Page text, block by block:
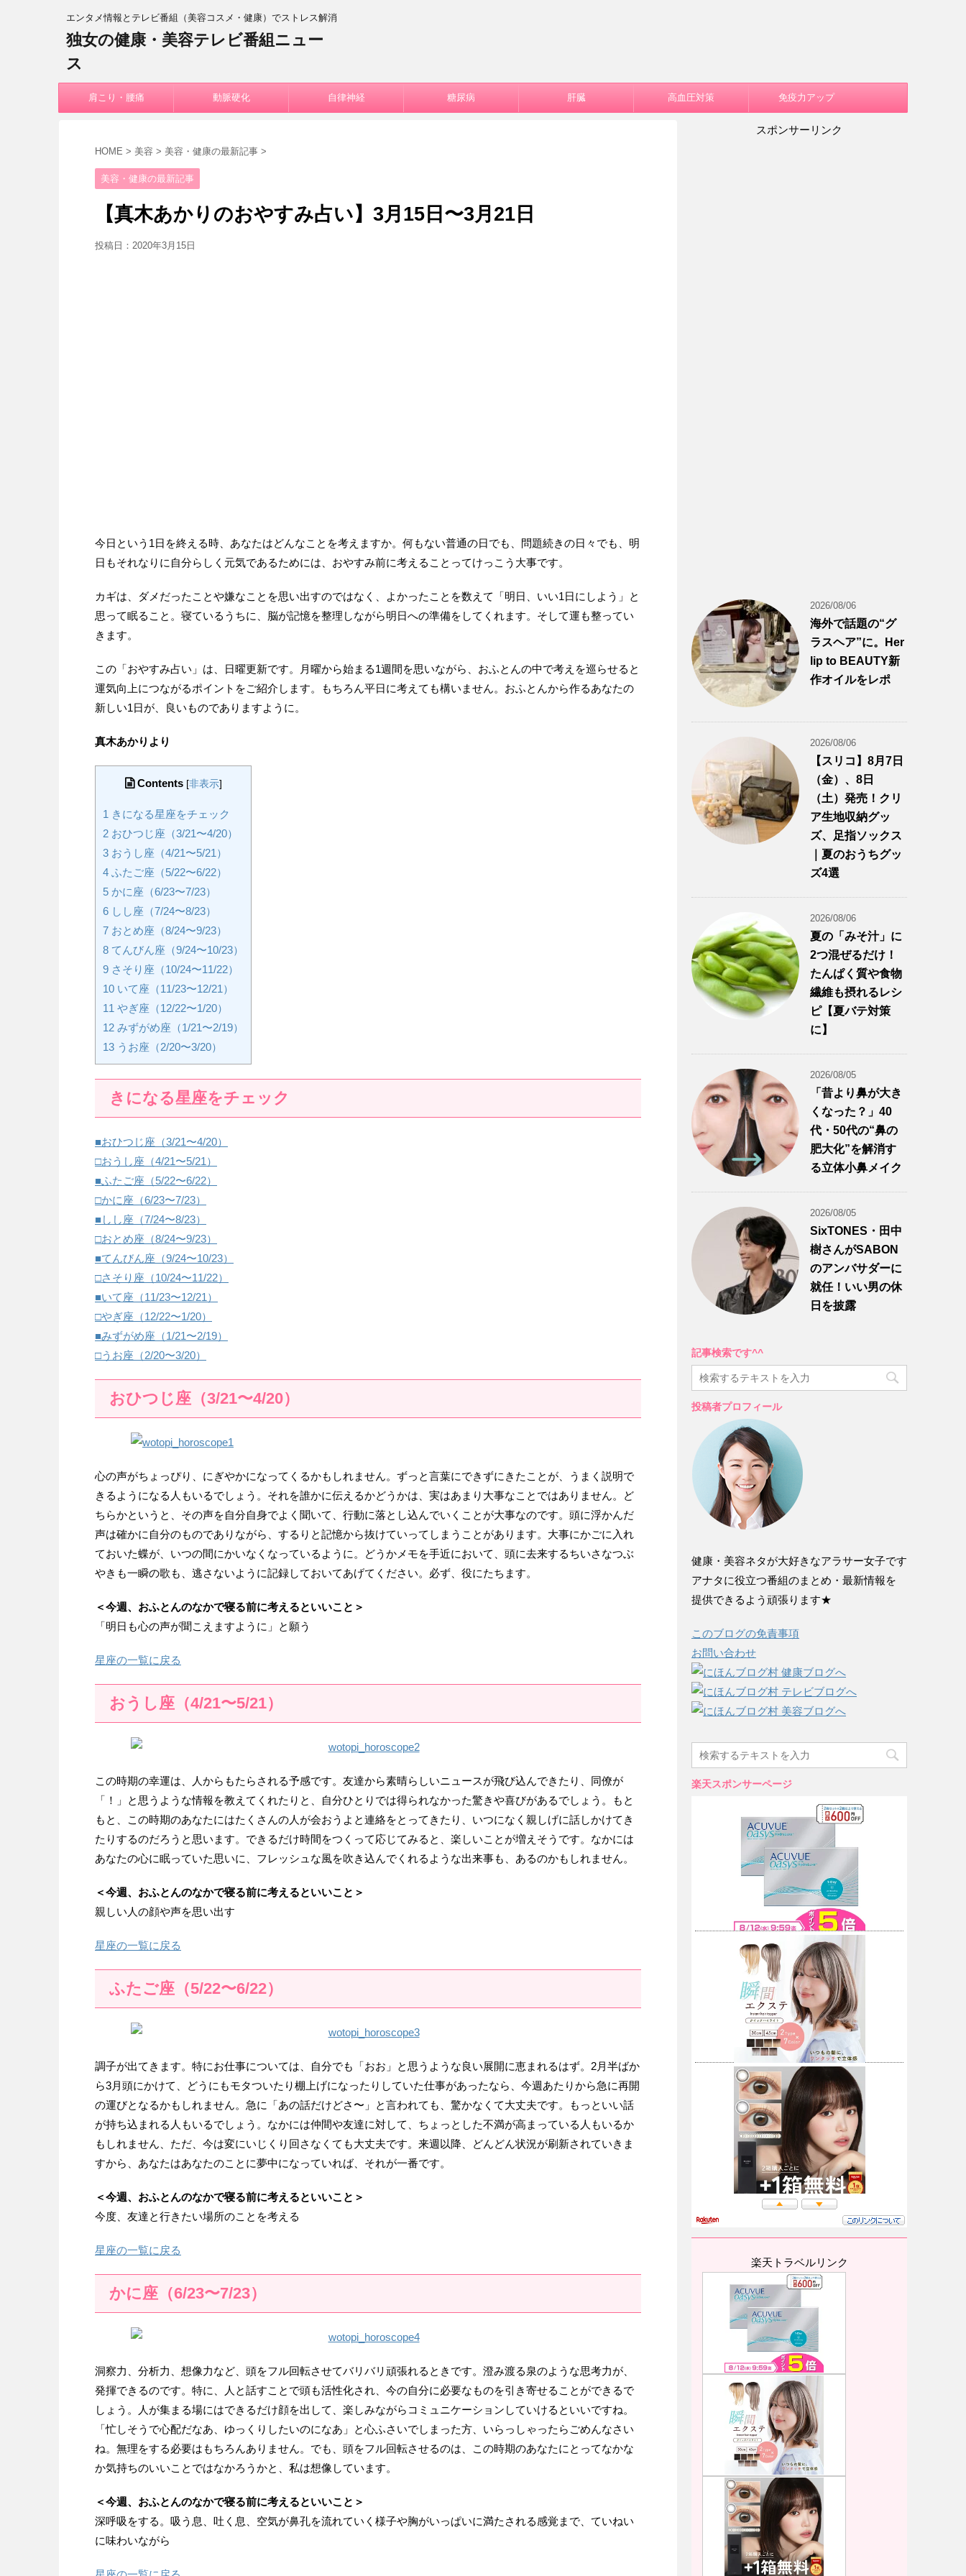
エンタメ情報とテレビ番組（美容コスメ・健康）でストレス解消
独女の健康・美容テレビ番組ニュー
ス
肩こり・腰痛 動脈硬化 自律神経 糖尿病 肝臓 高血圧対策 免疫力アップ
HOME > 美容 > 美容・健康の最新記事 >
美容・健康の最新記事
【真木あかりのおやすみ占い】3月15日〜3月21日
投稿日： 2020年3月15日
今日という1日を終える時、あなたはどんなことを考えますか。何もない普通の日でも、問題続きの日々でも、明
日もそれなりに自分らしく元気であるためには、おやすみ前に考えることってけっこう大事です。
カギは、ダメだったことや嫌なことを思い出すのではなく、よかったことを数えて「明日、いい1日にしよう」と
思って眠ること。寝ているうちに、脳が記憶を整理しながら明日への準備をしてくれます。そして運も整ってい
きます。
この「おやすみ占い」は、日曜更新です。月曜から始まる1週間を思いながら、おふとんの中で考えを巡らせると
運気向上につながるポイントをご紹介します。もちろん平日に考えても構いません。おふとんから作るあなたの
新しい1日が、良いものでありますように。
真木あかりより
Contents [非表示]
1 きになる星座をチェック
2 おひつじ座（3/21〜4/20）
3 おうし座（4/21〜5/21）
4 ふたご座（5/22〜6/22）
5 かに座（6/23〜7/23）
6 しし座（7/24〜8/23）
7 おとめ座（8/24〜9/23）
8 てんびん座（9/24〜10/23）
9 さそり座（10/24〜11/22）
10 いて座（11/23〜12/21）
11 やぎ座（12/22〜1/20）
12 みずがめ座（1/21〜2/19）
13 うお座（2/20〜3/20）
きになる星座をチェック
■おひつじ座（3/21〜4/20）
□おうし座（4/21〜5/21）
■ふたご座（5/22〜6/22）
□かに座（6/23〜7/23）
■しし座（7/24〜8/23）
□おとめ座（8/24〜9/23）
■てんびん座（9/24〜10/23）
□さそり座（10/24〜11/22）
■いて座（11/23〜12/21）
□やぎ座（12/22〜1/20）
■みずがめ座（1/21〜2/19）
□うお座（2/20〜3/20）
おひつじ座（3/21〜4/20）
心の声がちょっぴり、にぎやかになってくるかもしれません。ずっと言葉にできずにきたことが、うまく説明で
きるようになる人もいるでしょう。それを誰かに伝えるかどうかは、実はあまり大事なことではありません。ど
ちらかというと、その声を自分自身でよく聞いて、行動に落とし込んでいくことが大事なのです。頭に浮かんだ
声は確かに自分のものでありながら、するりと記憶から抜けていってしまうことがあります。大事にかごに入れ
ておいた蝶が、いつの間にかいなくなっているように。どうかメモを手近において、頭に去来するちいさなつぶ
やきも一瞬の歌も、逃さないように記録しておいてあげてください。必ず、役にたちます。
＜今週、おふとんのなかで寝る前に考えるといいこと＞
「明日も心の声が聞こえますように」と願う
星座の一覧に戻る
おうし座（4/21〜5/21）
この時期の幸運は、人からもたらされる予感です。友達から素晴らしいニュースが飛び込んできたり、同僚が
「！」と思うような情報を教えてくれたりと、自分ひとりでは得られなかった驚きや喜びがあるでしょう。もと
もと、この時期のあなたにはたくさんの人が会おうよと連絡をとってきたり、いつになく親しげに話しかけてき
たりするのだろうと思います。できるだけ時間をつくって応じてみると、楽しいことが増えそうです。なかには
あなたの心に眠っていた思いに、フレッシュな風を吹き込んでくれるような出来事も、あるのかもしれません。
＜今週、おふとんのなかで寝る前に考えるといいこと＞
親しい人の顔や声を思い出す
星座の一覧に戻る
ふたご座（5/22〜6/22）
調子が出てきます。特にお仕事については、自分でも「おお」と思うような良い展開に恵まれるはず。2月半ばか
ら3月頭にかけて、どうにもモタついたり棚上げになったりしていた仕事があったなら、今週あたりから急に再開
の運びとなるかもしれません。急に「あの話だけどさ〜」と言われても、驚かなくて大丈夫です。もっといい話
が持ち込まれる人もいるでしょう。なかには仲間や友達に対して、ちょっとした不満が高まっている人もいるか
もしれません、ただ、今は変にいじくり回さなくても大丈夫です。来週以降、どんどん状況が刷新されていきま
すから、あなたはあなたのことに夢中になっていれば、それが一番です。
＜今週、おふとんのなかで寝る前に考えるといいこと＞
今度、友達と行きたい場所のことを考える
星座の一覧に戻る
かに座（6/23〜7/23）
洞察力、分析力、想像力など、頭をフル回転させてバリバリ頑張れるときです。澄み渡る泉のような思考力が、
発揮できるのです。特に、人と話すことで頭も活性化され、今の自分に必要なものを引き寄せることができるで
しょう。人が集まる場にはできるだけ顔を出して、楽しみながらコミュニケーションしていけるといいですね。
「忙しそうで心配だなあ、ゆっくりしたいのになあ」と心ふさいでしまった方、いらっしゃったらごめんなさい
ね。無理をする必要はもちろんありません。でも、頭をフル回転させるのは、この時期のあなたにとってなかな
か気持ちのいいことではなかろうかと、私は想像しています。
＜今週、おふとんのなかで寝る前に考えるといいこと＞
深呼吸をする。吸う息、吐く息、空気が鼻孔を流れていく様子や胸がいっぱいに満たされる感覚まで、ていねい
に味わいながら
スポンサーリンク
2026/08/06
海外で話題の“グ
ラスヘア”に。Her
lip to BEAUTY新
作オイルをレポ
2026/08/06
【スリコ】8月7日
（金）、8日
（土）発売！クリ
ア生地収納グッ
ズ、足指ソックス
｜夏のおうちグッ
ズ4選
2026/08/06
夏の「みそ汁」に
2つ混ぜるだけ！
たんぱく質や食物
繊維も摂れるレシ
ピ【夏バテ対策
に】
2026/08/05
「昔より鼻が大き
くなった？」40
代・50代の“鼻の
肥大化”を解消す
る立体小鼻メイク
2026/08/05
SixTONES・田中
樹さんがSABON
のアンバサダーに
就任！いい男の休
日を披露
記事検索です^^
投稿者プロフィール
健康・美容ネタが大好きなアラサー女子です
アナタに役立つ番組のまとめ・最新情報を
提供できるよう頑張ります★
このブログの免責事項
お問い合わせ
楽天スポンサーページ
楽天トラベルリンク